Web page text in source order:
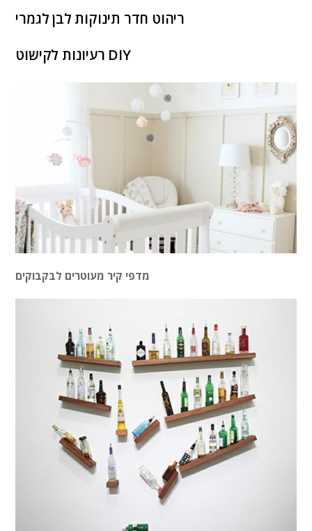
ריהוט חדר תינוקות לבן לגמרי
רעיונות לקישוט DIY
מדפי קיר מעוטרים לבקבוקים